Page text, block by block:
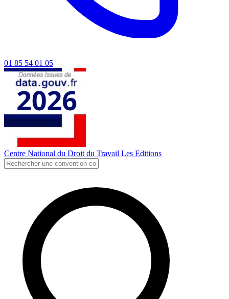
01 85 54 01 05
Centre National du Droit du Travail Les Editions